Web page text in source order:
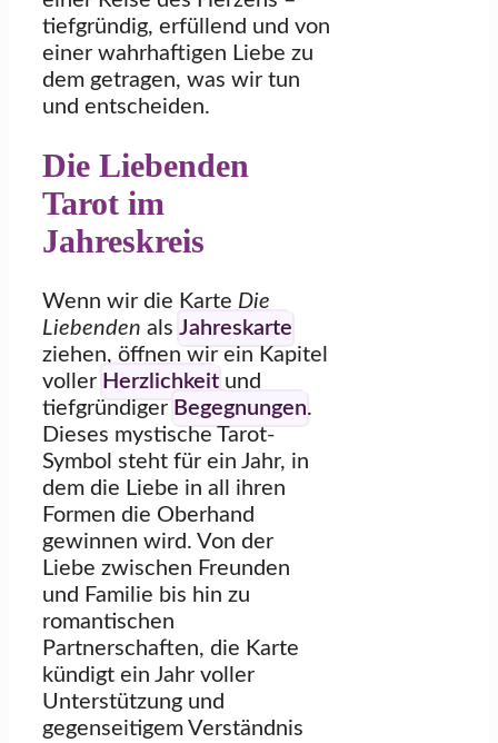
tiefgründig, erfüllend und von
einer wahrhaftigen Liebe zu
dem getragen, was wir tun
und entscheiden.
Die Liebenden
Tarot im
Jahreskreis
Wenn wir die Karte Die
Liebenden als Jahreskarte
ziehen, öffnen wir ein Kapitel
voller Herzlichkeit und
tiefgründiger Begegnungen.
Dieses mystische Tarot-
Symbol steht für ein Jahr, in
dem die Liebe in all ihren
Formen die Oberhand
gewinnen wird. Von der
Liebe zwischen Freunden
und Familie bis hin zu
romantischen
Partnerschaften, die Karte
kündigt ein Jahr voller
Unterstützung und
gegenseitigem Verständnis